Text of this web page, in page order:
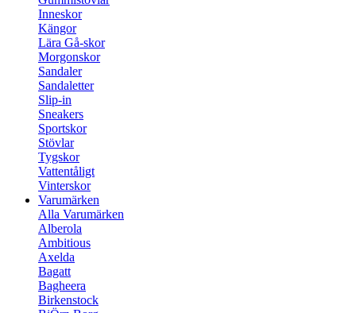
Inneskor
Kängor
Lära Gå-skor
Morgonskor
Sandaler
Sandaletter
Slip-in
Sneakers
Sportskor
Stövlar
Tygskor
Vattentåligt
Vinterskor
Varumärken
Alla Varumärken
Alberola
Ambitious
Axelda
Bagatt
Bagheera
Birkenstock